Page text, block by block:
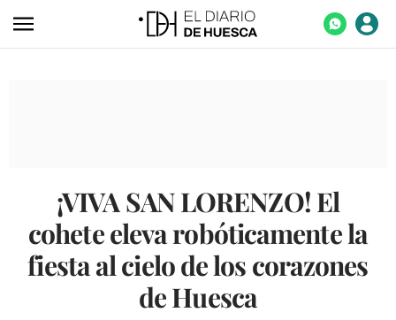
AGROALIMENTACIÓN
DEPORTES
CULTURA
¡VIVA SAN LORENZO! El
cohete eleva robóticamente la
fiesta al cielo de los corazones
de Huesca